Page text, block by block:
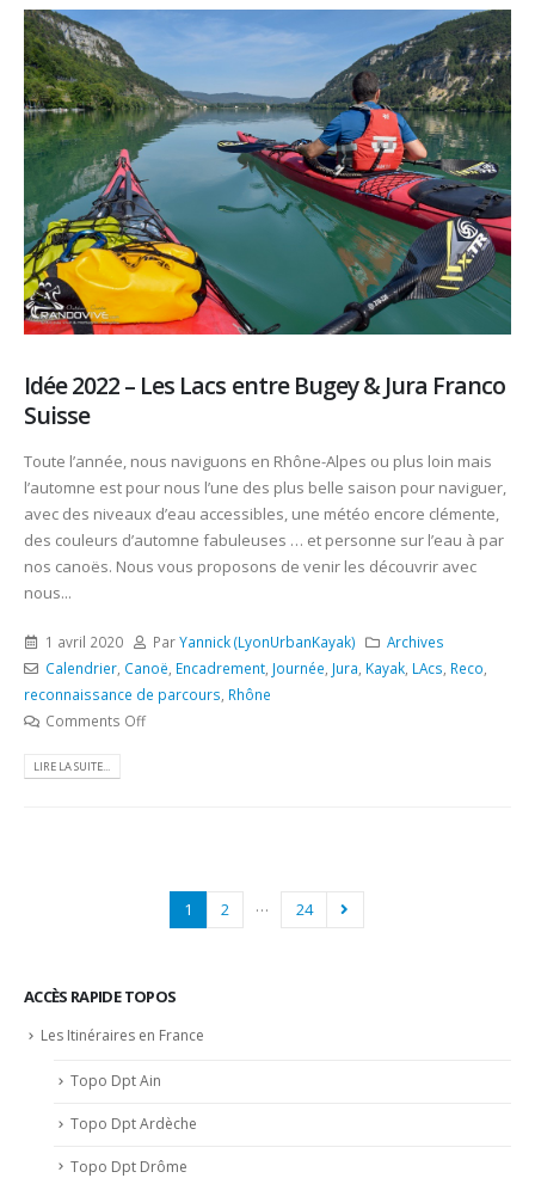
Idée 2022 – Les Lacs entre Bugey & Jura Franco
Suisse
Toute l’année, nous naviguons en Rhône-Alpes ou plus loin mais
l’automne est pour nous l’une des plus belle saison pour naviguer,
avec des niveaux d’eau accessibles, une météo encore clémente,
des couleurs d’automne fabuleuses … et personne sur l’eau à par
nos canoës. Nous vous proposons de venir les découvrir avec
nous...
1 avril 2020 ParYannick (LyonUrbanKayak)
Archives
Calendrier, Canoë Encadrement, Journée Jura Kayak, LAcs Reco
reconnaissance de parcours Rhône
Comments Off
LIRE LA SUITE...
1 2 … 24
ACCÈS RAPIDE TOPOS
Les Itinéraires en France
Topo Dpt Ain
Topo Dpt Ardèche
Topo Dpt Drôme